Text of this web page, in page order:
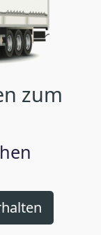
zum